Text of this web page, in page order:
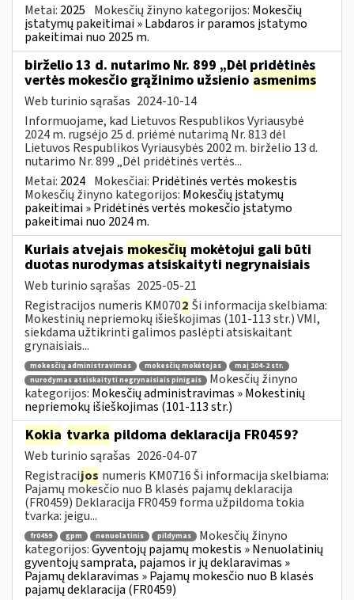
Metai: 2025 Mokesčių žinyno kategorijos: Mokesčių
įstatymų pakeitimai » Labdaros ir paramos įstatymo
pakeitimai nuo 2025 m.
birželio 13 d. nutarimo Nr. 899 „Dėl pridėtinės
vertės mokesčio grąžinimo užsienio asmenims
Web turinio sąrašas 2024-10-14
Informuojame, kad Lietuvos Respublikos Vyriausybė
2024 m. rugsėjo 25 d. priėmė nutarimą Nr. 813 dėl
Lietuvos Respublikos Vyriausybės 2002 m. birželio 13 d.
nutarimo Nr. 899 „Dėl pridėtinės vertės...
Metai: 2024 Mokesčiai: Pridėtinės vertės mokestis
Mokesčių žinyno kategorijos: Mokesčių įstatymų
pakeitimai » Pridėtinės vertės mokesčio įstatymo
pakeitimai nuo 2024 m.
Kuriais atvejais mokesčių mokėtojui gali būti
duotas nurodymas atsiskaityti negrynaisiais
Web turinio sąrašas 2025-05-21
Registracijos numeris KM0702 Ši informacija skelbiama:
Mokestinių nepriemokų išieškojimas (101-113 str.) VMI,
siekdama užtikrinti galimos paslėpti atsiskaitant
grynaisiais...
mokesčių administravimas mokesčių mokėtojas
maį 104-2 str.
nurodymas atsiskaityti negrynaisiais pinigais
Mokesčių žinyno
kategorijos: Mokesčių administravimas » Mokestinių
nepriemokų išieškojimas (101-113 str.)
Kokia tvarka pildoma deklaracija FR0459?
Web turinio sąrašas 2026-04-07
Registracijos numeris KM0716 Ši informacija skelbiama:
Pajamų mokesčio nuo B klasės pajamų deklaracija
(FR0459) Deklaracija FR0459 forma užpildoma tokia
tvarka: jeigu...
fr0459 gpm nenuolatinis pildymas
Mokesčių žinyno
kategorijos:Gyventojų pajamų mokestis » Nenuolatinių
gyventojų samprata, pajamos ir jų deklaravimas »
Pajamų deklaravimas » Pajamų mokesčio nuo B klasės
pajamų deklaracija (FR0459)